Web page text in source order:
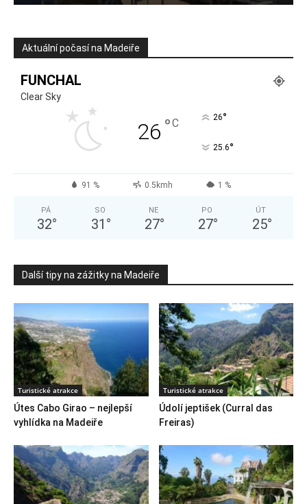
Aktuální počasí na Madeiře
FUNCHAL
Clear Sky
26 °C 26°
25.6°
91 % 0.5kmh 1 %
PÁ
32°
SO
31 °
NE
27°
PO
27°
ÚT
25°
Další tipy na zážitky na Madeiře
Turistické atrakce
Útes Cabo Girao – nejlepší
vyhlídka na Madeiře
Turistické atrakce
Údolí jeptišek (Curral das
Freiras)